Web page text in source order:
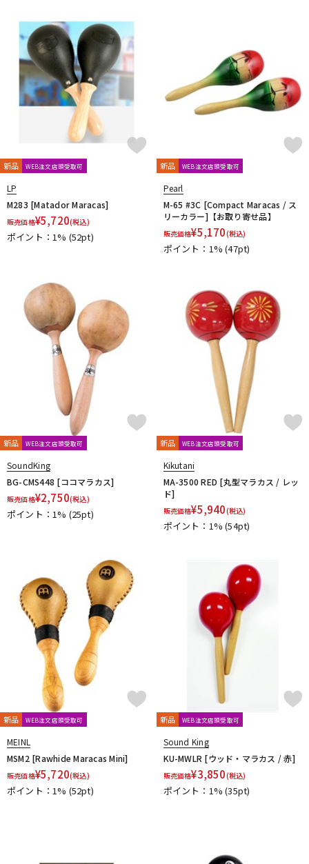
新品 WEB注文店頭受取可
LP
M283 [Matador Maracas]
販売価格¥5,720(税込)
ポイント：1% (52pt)
新品 WEB注文店頭受取可
Pearl
M-65 #3C [Compact Maracas / ス
リーカラー]【お取り寄せ品】
販売価格¥5,170(税込)
ポイント：1%(47pt)
新品 WEB注文店頭受取可
SoundKing
BG-CMS448 [ココマラカス]
販売価格¥2,750(税込)
ポイント：1% (25pt)
新品 WEB注文店頭受取可
Kikutani
MA-3500 RED [丸型マラカス / レッ
ド]
販売価格¥5,940(税込)
ポイント：1%(54pt)
新品 WEB注文店頭受取可
MEINL
MSM2 [Rawhide Maracas Mini]
販売価格¥5,720(税込)
ポイント：1% (52pt)
新品 WEB注文店頭受取可
Sound King
KU-MWLR [ウッド・マラカス / 赤]
販売価格¥3,850(税込)
ポイント：1%(35pt)